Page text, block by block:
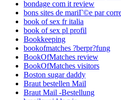
bondage com it review
bons sites de mariГ©e par
book of sex fr italia
book of sex pl profil
Bookkeeping
bookofmatches ?berpr?fung
BookOfMatches review
BookOfMatches visitors
Boston sugar daddy
Braut bestellen Mail
Braut Mail -Bestellung